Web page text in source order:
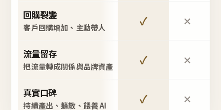
回購裂變
客戶回購增加、主動帶人 ✓ ✕
流量留存
把流量轉成關係與品牌資產 ✓ ✕
真實口碑
持續產出、擴散、餵養 AI ✓ ✕